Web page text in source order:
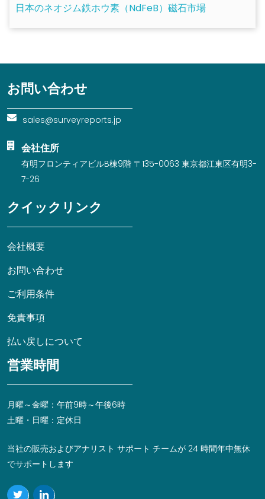
日本のネオジム鉄ホウ素（NdFeB）磁石市場
お問い合わせ
sales@surveyreports.jp
会社住所
有明フロンティアビルB棟9階 〒135-0063 東京都江東区有明3-
7-26
クイックリンク
会社概要
お問い合わせ
ご利用条件
免責事項
払い戻しについて
営業時間
月曜～金曜：午前9時～午後6時
土曜・日曜：定休日
当社の販売およびアナリスト サポート チームが 24 時間年中無休
でサポートします